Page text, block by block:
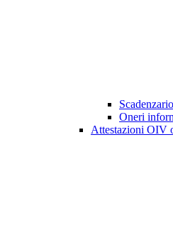
Oneri
Attestazioni OIV